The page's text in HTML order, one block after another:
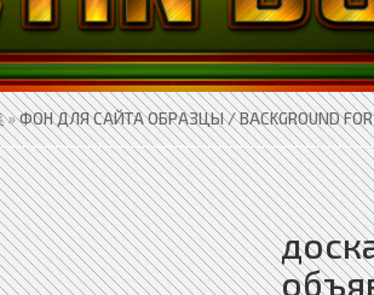
»ФОН ДЛЯ САЙТА ОБРАЗЦЫ / BACKGROUND FOR